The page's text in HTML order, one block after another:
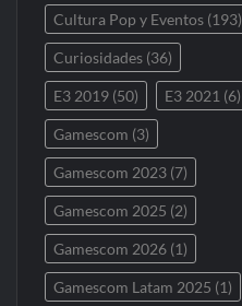
Cultura Pop y Eventos(193)
Curiosidades(36)
E3 2019(50) E3 2021 (6)
Gamescom (3)
Gamescom 2023(7)
Gamescom 2025 (2)
Gamescom 2026(1)
Gamescom Latam 2025 (1)